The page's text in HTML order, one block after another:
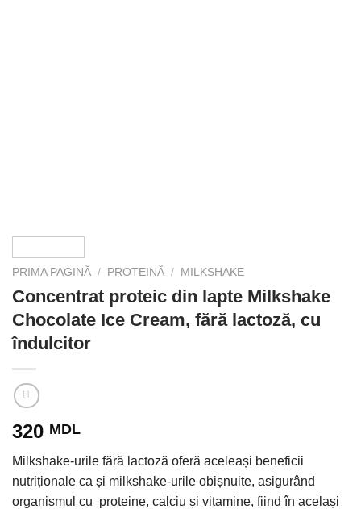
PRIMA PAGINĂ / PROTEINĂ / MILKSHAKE
Concentrat proteic din lapte Milkshake
Chocolate Ice Cream, fără lactoză, cu
îndulcitor
320 MDL
Milkshake-urile fără lactoză oferă aceleași beneficii
nutriționale ca și milkshake-urile obișnuite, asigurând
organismul cu proteine, calciu și vitamine, fiind în același